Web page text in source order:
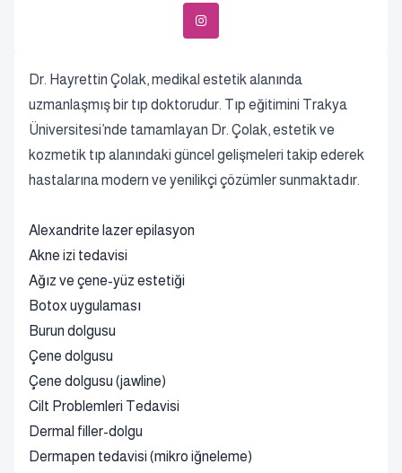
Dr. Hayrettin Çolak, medikal estetik alanında
uzmanlaşmış bir tıp doktorudur. Tıp eğitimini Trakya
Üniversitesi’nde tamamlayan Dr. Çolak, estetik ve
kozmetik tıp alanındaki güncel gelişmeleri takip ederek
hastalarına modern ve yenilikçi çözümler sunmaktadır.
Alexandrite lazer epilasyon
Akne izi tedavisi
Ağız ve çene-yüz estetiği
Botox uygulaması
Burun dolgusu
Çene dolgusu
Çene dolgusu (jawline)
Cilt Problemleri Tedavisi
Dermal filler-dolgu
Dermapen tedavisi (mikro iğneleme)